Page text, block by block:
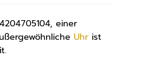
einer
Uhr ist